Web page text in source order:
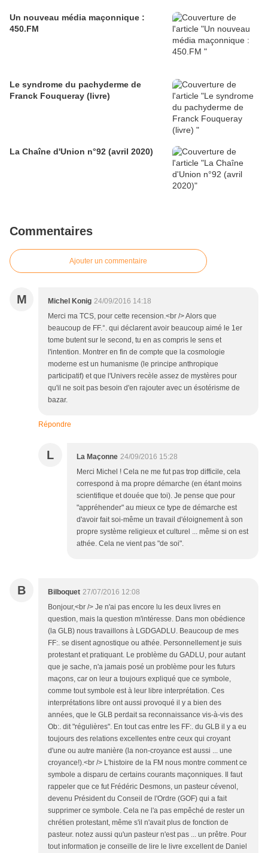
Un nouveau média maçonnique :
450.FM
Le syndrome du pachyderme de
Franck Fouqueray (livre)
La Chaîne d'Union n°92 (avril 2020)
Commentaires
Ajouter un commentaire
M Michel Konig 24/09/2016 14:18
Merci ma TCS, pour cette recension.<br /> Alors que
beaucoup de FF.°. qui déclarent avoir beaucoup aimé le 1er
tome butent sur le second, tu en as compris le sens et
l'intention. Montrer en fin de compte que la cosmologie
moderne est un humanisme (le principe anthropique
participatif) et que l'Univers recèle assez de mystères pour
qu'il ne soit pas besoin d'en rajouter avec un ésotérisme de
bazar.
Répondre
L La Maçonne 24/09/2016 15:28
Merci Michel ! Cela ne me fut pas trop difficile, cela
correspond à ma propre démarche (en étant moins
scientifique et douée que toi). Je pense que pour
"appréhender" au mieux ce type de démarche est
d'avoir fait soi-même un travail d'éloignement à son
propre système religieux et culturel ... même si on est
athée. Cela ne vient pas "de soi".
B Bilboquet 27/07/2016 12:08
Bonjour,<br /> Je n'ai pas encore lu les deux livres en
question, mais la question m'intéresse. Dans mon obédience
(la GLB) nous travaillons à LGDGADLU. Beaucoup de mes
FF:. se disent agnostique ou athée. Personnellement je suis
protestant et pratiquant. Le problème du GADLU, pour autant
que je sache, n'a jamais posé un problème pour les futurs
maçons, car on leur a toujours expliqué que ce symbole,
comme tout symbole est à leur libre interprétation. Ces
interprétations libre ont aussi provoqué il y a bien des
années, que le GLB perdait sa reconnaissance vis-à-vis des
Ob:. dit "régulières". En tout cas entre les FF:. du GLB il y a eu
toujours des relations excellentes entre ceux qui croyant
d'une ou autre manière (la non-croyance est aussi ... une
croyance!).<br /> L'histoire de la FM nous montre comment ce
symbole a disparu de certains courants maçonniques. Il faut
rappeler que ce fut Frédéric Desmons, un pasteur cévenol,
devenu Président du Conseil de l'Ordre (GOF) qui a fait
supprimer ce symbole. Cela ne l'a pas empêché de rester un
chrétien protestant, même s'il n'avait plus de fonction de
pasteur. notez aussi qu'un pasteur n'est pas ... un prêtre. Pour
tout information je conseille de lire le livre excellent de Daniel